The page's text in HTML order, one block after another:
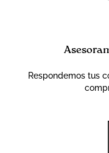
Respondemos tus